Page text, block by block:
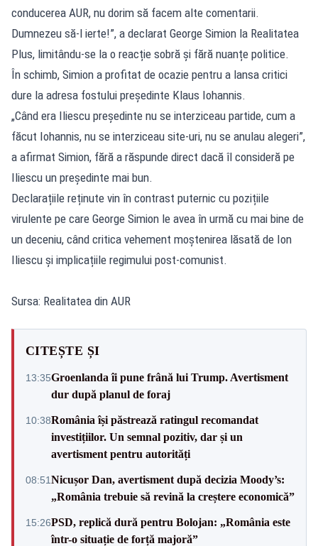
conducerea AUR, nu dorim să facem alte comentarii.
Dumnezeu să-l ierte!”, a declarat George Simion la Realitatea
Plus, limitându-se la o reacție sobră și fără nuanțe politice.
În schimb, Simion a profitat de ocazie pentru a lansa critici
dure la adresa fostului președinte Klaus Iohannis.
„Când era Iliescu președinte nu se interziceau partide, cum a
făcut Iohannis, nu se interziceau site-uri, nu se anulau alegeri”,
a afirmat Simion, fără a răspunde direct dacă îl consideră pe
Iliescu un președinte mai bun.
Declarațiile reținute vin în contrast puternic cu pozițiile
virulente pe care George Simion le avea în urmă cu mai bine de
un deceniu, când critica vehement moștenirea lăsată de Ion
Iliescu și implicațiile regimului post-comunist.
Sursa: Realitatea din AUR
CITEȘTE ȘI
13:35Groenlanda îi pune frână lui Trump. Avertisment
dur după planul de foraj
10:38România își păstrează ratingul recomandat
investițiilor. Un semnal pozitiv, dar și un
avertisment pentru autorități
08:51Nicușor Dan, avertisment după decizia Moody’s:
„România trebuie să revină la creștere economică”
15:26PSD, replică dură pentru Bolojan: „România este
într-o situație de forță majoră”